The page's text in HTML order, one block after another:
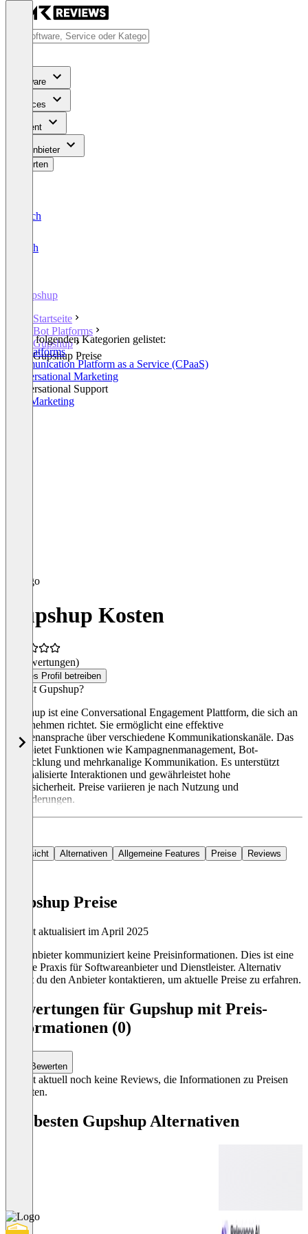
Software
Services
Content
Für Anbieter
Bewerten
Deutsch
English
Gupshup
Startseite
Bot Platforms
Gupshup
Gupshup Preise
In den folgenden Kategorien gelistet:
Bot Platforms
Communication Platform as a Service (CPaaS)
Conversational Marketing
Conversational Support
RCS Marketing
Gupshup Kosten
(0 Bewertungen)
Dieses Profil betreiben
Was ist Gupshup?
Gupshup ist eine Conversational Engagement Plattform, die sich an
Unternehmen richtet. Sie ermöglicht eine effektive
Kundenansprache über verschiedene Kommunikationskanäle. Das
Tool bietet Funktionen wie Kampagnenmanagement, Bot-
Entwicklung und mehrkanalige Kommunikation. Es unterstützt
personalisierte Interaktionen und gewährleistet hohe
Datensicherheit. Preise variieren je nach Nutzung und
Anforderungen.
Übersicht Alternativen Allgemeine Features Preise Reviews
Gupshup Preise
Zuletzt aktualisiert im April 2025
Der Anbieter kommuniziert keine Preisinformationen. Dies ist eine
übliche Praxis für Softwareanbieter und Dienstleister. Alternativ
kannst du den Anbieter kontaktieren, um aktuelle Preise zu erfahren.
Bewertungen für Gupshup mit Preis-
Informationen (0)
Bewerten
Es gibt aktuell noch keine Reviews, die Informationen zu Preisen
enthalten.
Die besten Gupshup Alternativen